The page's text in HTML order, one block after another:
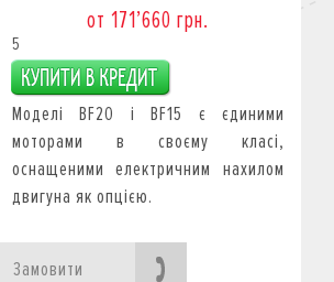
от 171’660 грн.
5
Моделі BF20 і BF15 є єдиними
моторами в своєму класі,
оснащеними електричним нахилом
двигуна як опцією.
Замовити